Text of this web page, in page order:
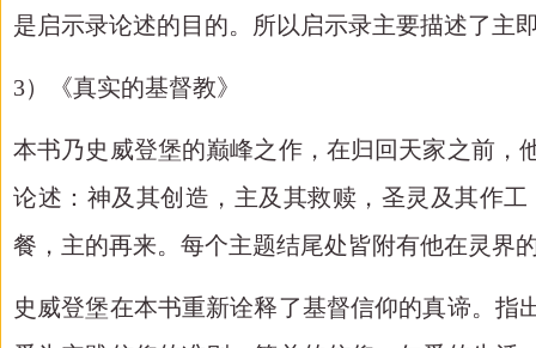
是启示录论述的目的。所以启示录主要描述了主
3）《真实的基督教》
本书乃史威登堡的巅峰之作，在归回天家之前，
论述：神及其创造，主及其救赎，圣灵及其作
餐，主的再来。每个主题结尾处皆附有他在灵界
史威登堡在本书重新诠释了基督信仰的真谛。